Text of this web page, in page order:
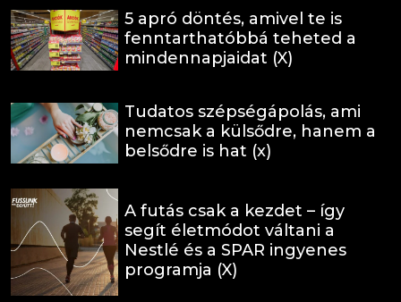
5 apró döntés, amivel te is
fenntarthatóbbá teheted a
mindennapjaidat (X)
Tudatos szépségápolás, ami
nemcsak a külsődre, hanem a
belsődre is hat (x)
A futás csak a kezdet – így
segít életmódot váltani a
Nestlé és a SPAR ingyenes
programja (X)